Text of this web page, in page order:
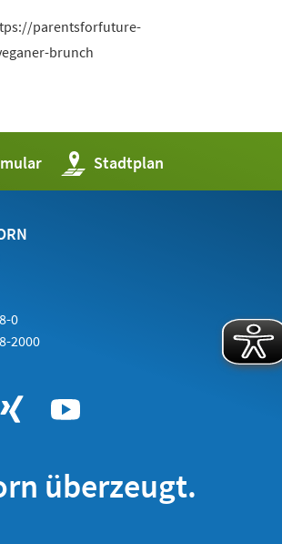
parentsforfuture-
brunch
Stadtplan
(Öffnet
in
einem
0
2000
überzeugt.